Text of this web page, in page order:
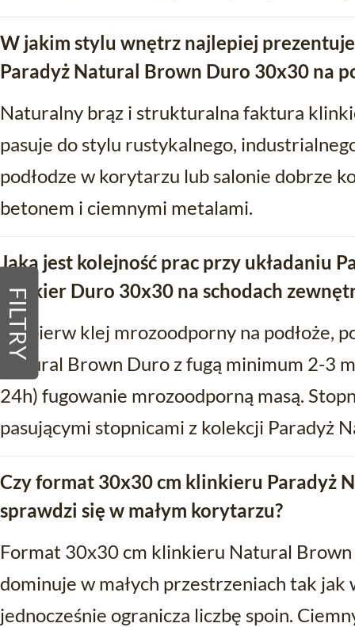
FILTRY
W jakim stylu wnętrz najlepiej
Paradyż Natural Brown Duro 30x30 na
Naturalny brąz i strukturalna faktura
pasuje do stylu rustykalnego,
podłodze w korytarzu lub salonie dobrze
betonem i ciemnymi metalami.
Jaka jest kolejność prac przy układaniu
klinkier Duro 30x30 na schodach
Najpierw klej mrozoodporny na podłoże,
Natural Brown Duro z fugą minimum 2-3
24h) fugowanie mrozoodporną masą.
pasującymi stopnicami z kolekcji Paradyż
Czy format 30x30 cm klinkieru Paradyż
sprawdzi się w małym korytarzu?
Format 30x30 cm klinkieru Natural
dominuje w małych przestrzeniach tak jak
jednocześnie ogranicza liczbę spoin.